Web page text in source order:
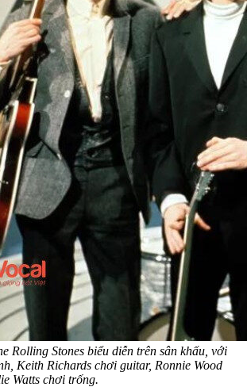
Rolling Stones biểu diễn trên sân khấu, với
Keith Richards chơi guitar, Ronnie Wood
Watts chơi trống.